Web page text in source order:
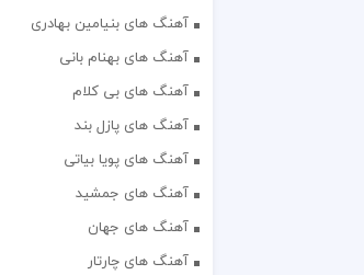
آهنگ های بنیامین بهادری
آهنگ های بهنام بانی
آهنگ های بی کلام
آهنگ های پازل بند
آهنگ های پویا بیاتی
آهنگ های جمشید
آهنگ های جهان
آهنگ های چارتار